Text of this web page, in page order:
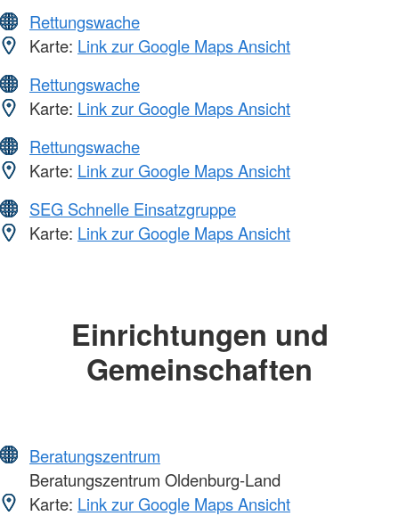
Rettungswache
Karte: Link zur Google Maps Ansicht
Rettungswache
Karte: Link zur Google Maps Ansicht
Rettungswache
Karte: Link zur Google Maps Ansicht
SEG Schnelle Einsatzgruppe
Karte: Link zur Google Maps Ansicht
Einrichtungen und
Gemeinschaften
Beratungszentrum
Beratungszentrum Oldenburg-Land
Karte: Link zur Google Maps Ansicht